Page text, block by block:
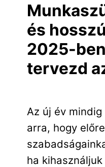
és
2025-
tervezd
Az új év
arra, hogy
ha